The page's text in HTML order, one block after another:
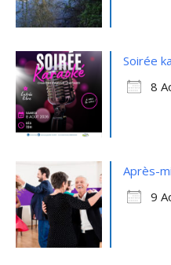
Soirée
8
Après-
9